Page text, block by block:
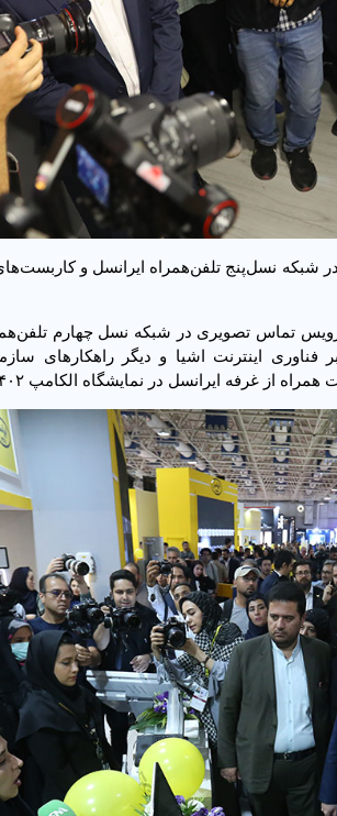
شبکه نسل‌پنج تلفن‌همراه ایرانسل و
اینترنت اشیا و دیگر راهکارهای
از غرفه ایرانسل در نمایشگاه الکامپ ۱۴۰۲ بود.